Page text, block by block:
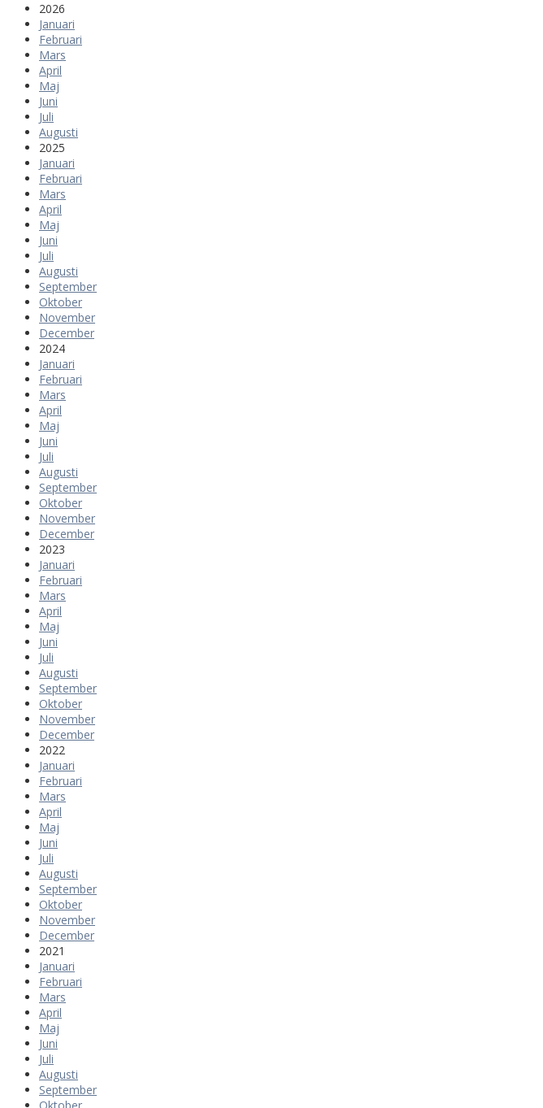
2026
Januari
Februari
Mars
April
Maj
Juni
Juli
Augusti
2025
Januari
Februari
Mars
April
Maj
Juni
Juli
Augusti
September
Oktober
November
December
2024
Januari
Februari
Mars
April
Maj
Juni
Juli
Augusti
September
Oktober
November
December
2023
Januari
Februari
Mars
April
Maj
Juni
Juli
Augusti
September
Oktober
November
December
2022
Januari
Februari
Mars
April
Maj
Juni
Juli
Augusti
September
Oktober
November
December
2021
Januari
Februari
Mars
April
Maj
Juni
Juli
Augusti
September